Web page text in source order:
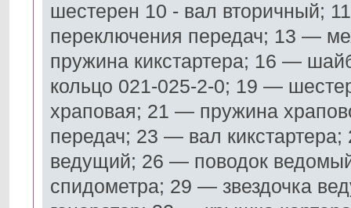
шестерен 10 - вал вторичный;
переключения передач; 13 —
пружина кикстартера; 16 —
кольцо 021-025-2-0; 19 —
храповая; 21 — пружина
передач; 23 — вал
ведущий; 26 — поводок
спидометра; 29 — звездочка